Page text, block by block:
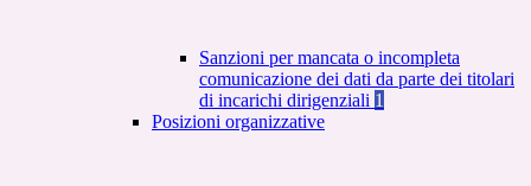
Sanzioni per mancata o incompleta
comunicazione dei dati da parte dei titolari
di incarichi dirigenziali 1
Posizioni organizzative